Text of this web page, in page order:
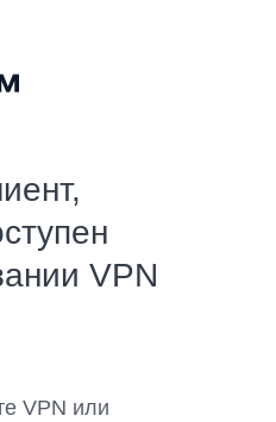
VPN
VPN или